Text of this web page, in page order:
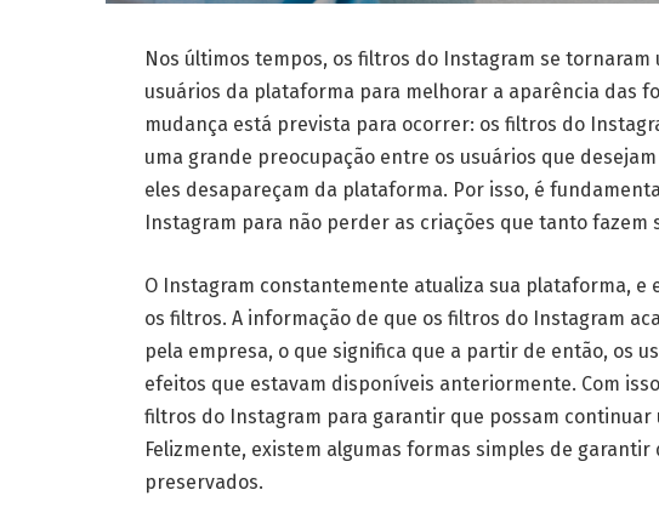
Nos últimos tempos, os filtros do Instagram se
usuários da plataforma para melhorar a aparência das
mudança está prevista para ocorrer: os filtros do
uma grande preocupação entre os usuários que
eles desapareçam da plataforma. Por isso, é
Instagram para não perder as criações que tanto fazem
O Instagram constantemente atualiza sua plataforma,
os filtros. A informação de que os filtros do Instagram
pela empresa, o que significa que a partir de então, os
efeitos que estavam disponíveis anteriormente. Com
filtros do Instagram para garantir que possam continuar
Felizmente, existem algumas formas simples de
preservados.